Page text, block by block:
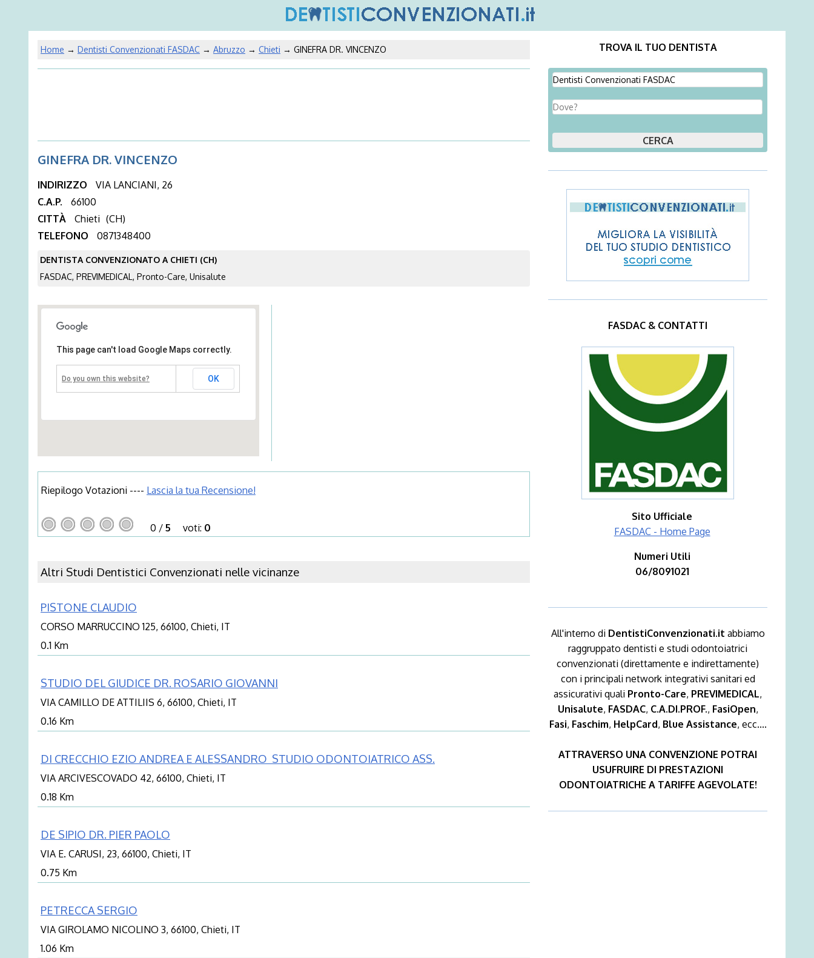
Home → Dentisti Convenzionati FASDAC → Abruzzo → Chieti → GINEFRA DR. VINCENZO
GINEFRA DR. VINCENZO
INDIRIZZO
VIA LANCIANI, 26
C.A.P.
66100
CITTÀ
Chieti (CH)
TELEFONO
0871348400
DENTISTA CONVENZIONATO A CHIETI (CH)
FASDAC, PREVIMEDICAL, Pronto-Care, Unisalute
This page can't load Google Maps correctly.
Do you own this website? OK
Riepilogo Votazioni ---- Lascia la tua Recensione!
0 / 5 voti: 0
Altri Studi Dentistici Convenzionati nelle vicinanze
PISTONE CLAUDIO
CORSO MARRUCCINO 125, 66100, Chieti, IT
0.1 Km
STUDIO DEL GIUDICE DR. ROSARIO GIOVANNI
VIA CAMILLO DE ATTILIIS 6, 66100, Chieti, IT
0.16 Km
DI CRECCHIO EZIO ANDREA E ALESSANDRO STUDIO ODONTOIATRICO ASS.
VIA ARCIVESCOVADO 42, 66100, Chieti, IT
0.18 Km
DE SIPIO DR. PIER PAOLO
VIA E. CARUSI, 23, 66100, Chieti, IT
0.75 Km
PETRECCA SERGIO
VIA GIROLAMO NICOLINO 3, 66100, Chieti, IT
1.06 Km
TROVA IL TUO DENTISTA
FASDAC & CONTATTI
Sito Ufficiale
FASDAC - Home Page
Numeri Utili
06/8091021
All'interno di DentistiConvenzionati.it abbiamo
raggruppato dentisti e studi odontoiatrici
convenzionati (direttamente e indirettamente)
con i principali network integrativi sanitari ed
assicurativi quali Pronto-Care, PREVIMEDICAL,
Unisalute, FASDAC, C.A.DI.PROF., FasiOpen,
Fasi, Faschim, HelpCard, Blue Assistance, ecc....
ATTRAVERSO UNA CONVENZIONE POTRAI
USUFRUIRE DI PRESTAZIONI
ODONTOIATRICHE A TARIFFE AGEVOLATE!